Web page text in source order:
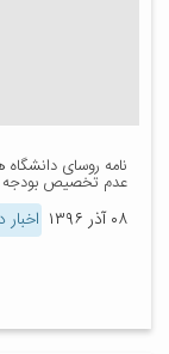
نامه روسای
عدم تخصیص بودجه
۰۸ آذر ۱۳۹۶ اخبار